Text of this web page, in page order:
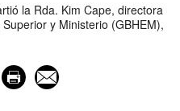
la Rda. Kim Cape, directora
y Ministerio (GBHEM),